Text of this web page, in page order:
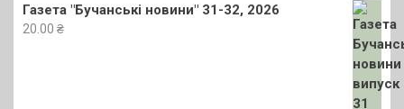
Газета "Бучанські новини" 31-32, 2026
20.00 ₴